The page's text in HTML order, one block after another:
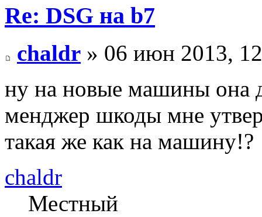
Re: DSG на b7
chaldr » 06 июн 2013,
ну на новые машины она
менджер шкоды мне
такая же как на машину!?
chaldr
Местный